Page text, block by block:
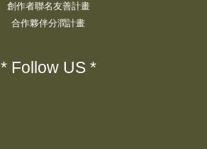
創作者聯名友善計畫
合作夥伴分潤計畫
* Follow US *